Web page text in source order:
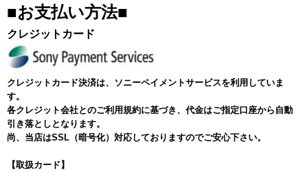
■お支払い方法■
クレジットカード
クレジットカード決済は、ソニーペイメントサービスを利用していま
す。
各クレジット会社とのご利用規約に基づき、代金はご指定口座から自動
引き落としとなります。
尚、当店はSSL（暗号化）対応しておりますのでご安心下さい。
【取扱カード】